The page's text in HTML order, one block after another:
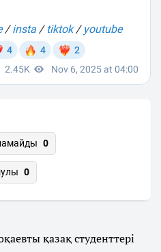
0
0
қазақ студенттері